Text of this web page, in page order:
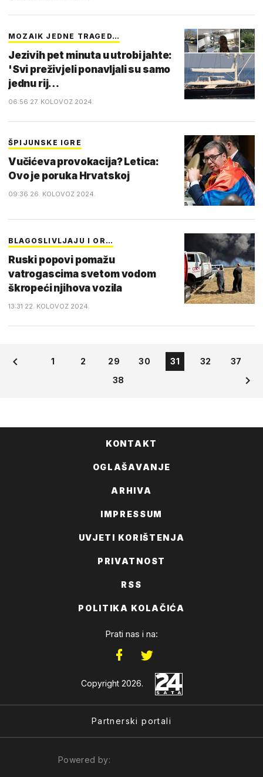
MOZAIK JEDNE TRAGED…
Jezivih pet minuta u utrobi jahte:
'Svi preživjeli ponavljali su samo
jednu rij…
06:56 27. KOLOVOZ 2024.
ŠPIJUNSKE IGRE
Vučićeva provokacija? Letica:
Ovo je poruka Hrvatskoj
09:36 26. KOLOVOZ 2024.
BLAGOSLIVLJAJU I OR…
Ruski popovi pomažu
vatrogascima svetom vodom
škropeći njihova vozila
13:31 22. KOLOVOZ 2024.
1 2 29 30 31 32
37
38
KONTAKT
OGLAŠAVANJE
ARHIVA
IMPRESSUM
UVJETI KORIŠTENJA
PRIVATNOST
RSS
POLITIKA KOLAČIĆA
Prati nas i na:
Copyright 2026.
Partnerski portali
Powered by: